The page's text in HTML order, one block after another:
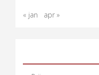
« jan apr »